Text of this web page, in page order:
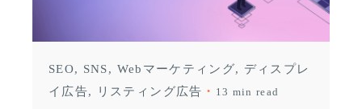
SEO SNS Webマーケティング
ディスプレ
イ広告
リスティング広告 13 min read